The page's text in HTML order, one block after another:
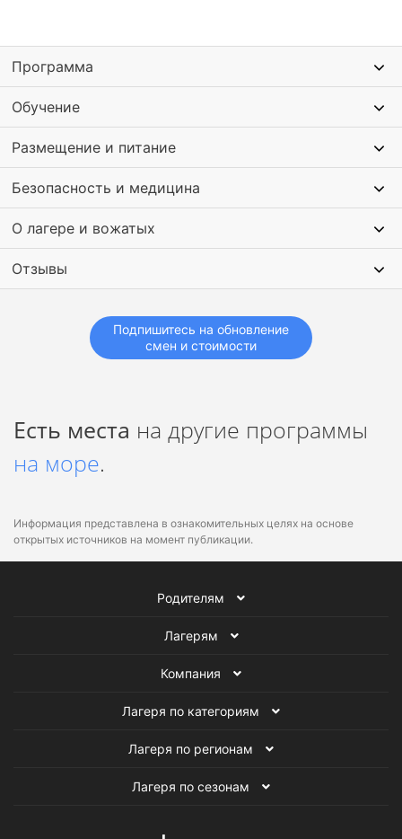
Программа
Обучение
Размещение и питание
Безопасность и медицина
О лагере и вожатых
Отзывы
Подпишитесь на обновление
смен и стоимости
Есть места на другие программы
на море.
Информация представлена в ознакомительных целях на основе
открытых источников на момент публикации.
Родителям
Лагерям
Компания
Лагеря по категориям
Лагеря по регионам
Лагеря по сезонам